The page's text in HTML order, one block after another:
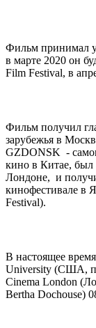
Фильм принимал
в марте 2020 он
Film Festival, в
Фильм получил
зарубежья в
GZDONSK -
кино в Китае,
Лондоне, и
кинофестивале в
Festival).
В настоящее
University (США,
Cinema London
Bertha Dochouse)